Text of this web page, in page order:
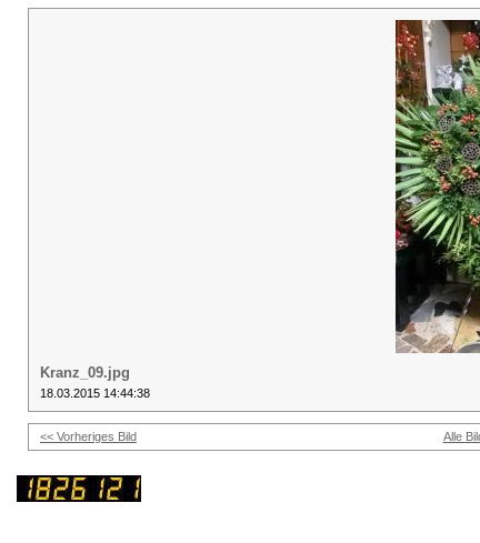
Kranz_09.jpg
18.03.2015 14:44:38
<< Vorheriges Bild Alle